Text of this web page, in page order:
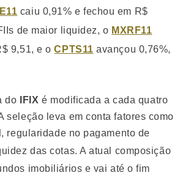
caiu 0,91% e fechou em R$
de maior liquidez, o MXRF11
9,51, e oCPTS11 avançou 0,76%,
do IFIX é modificada a cada quatro
seleção leva em conta fatores como
regularidade no pagamento de
das cotas. A atual composição
imobiliários e vai até o fim